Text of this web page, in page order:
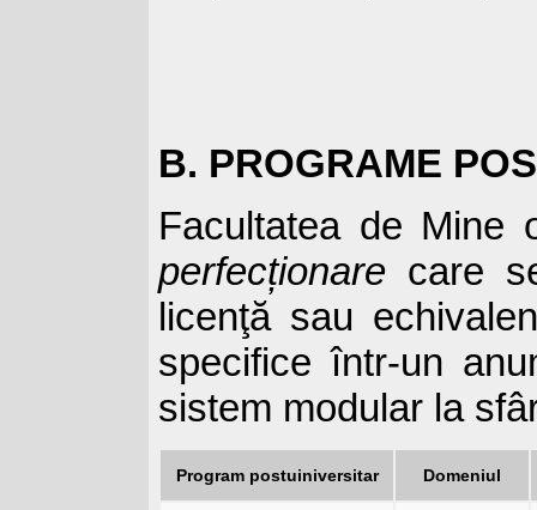
B. PROGRAME
Facultatea de Mine
perfecționare care
licenţă sau
specifice într-un
sistem modular la
Program postuiniversitar Domeniul